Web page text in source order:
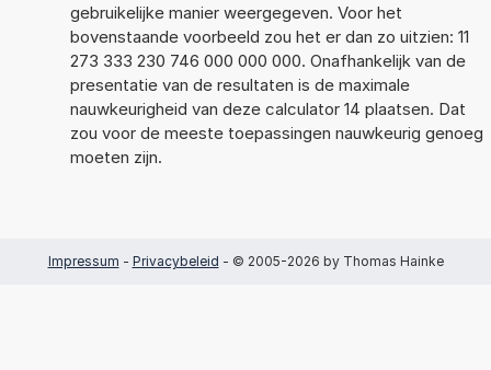
gebruikelijke manier weergegeven. Voor het
bovenstaande voorbeeld zou het er dan zo uitzien: 11
273 333 230 746 000 000 000. Onafhankelijk van de
presentatie van de resultaten is de maximale
nauwkeurigheid van deze calculator 14 plaatsen. Dat
zou voor de meeste toepassingen nauwkeurig genoeg
moeten zijn.
Impressum - Privacybeleid - © 2005-2026 by Thomas Hainke